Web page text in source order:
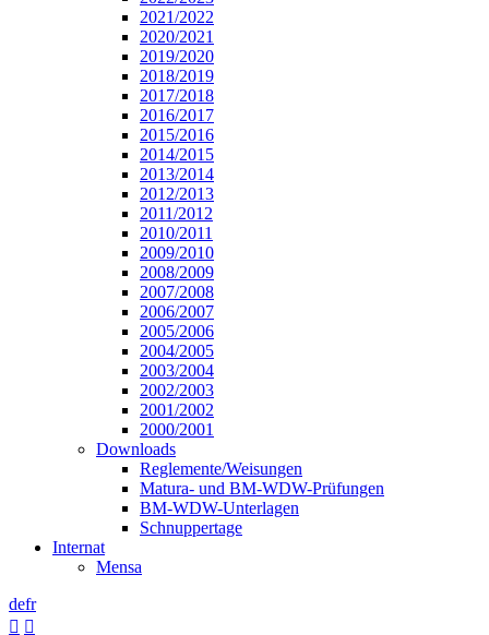
2021/2022
2020/2021
2019/2020
2018/2019
2017/2018
2016/2017
2015/2016
2014/2015
2013/2014
2012/2013
2011/2012
2010/2011
2009/2010
2008/2009
2007/2008
2006/2007
2005/2006
2004/2005
2003/2004
2002/2003
2001/2002
2000/2001
Downloads
Reglemente/Weisungen
Matura- und BM-WDW-Prüfungen
BM-WDW-Unterlagen
Schnuppertage
Internat
Mensa
defr
 